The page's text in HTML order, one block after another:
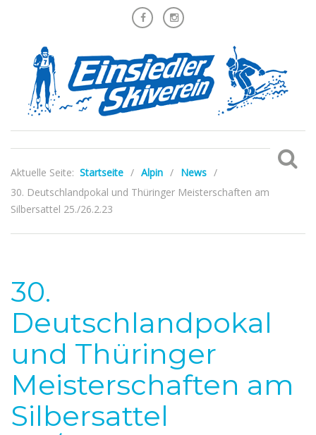
Aktuelle Seite: Startseite / Alpin / News /
30. Deutschlandpokal und Thüringer Meisterschaften am
Silbersattel 25./26.2.23
30.
Deutschlandpokal
und Thüringer
Meisterschaften am
Silbersattel